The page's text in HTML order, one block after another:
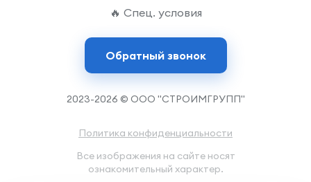
🔥 Спец. условия
Обратный звонок
2023-2026 © ООО "СТРОИМГРУПП"
Политика конфиденциальности
Все изображения на сайте носят
ознакомительный характер.